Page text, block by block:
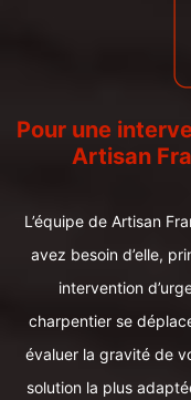
Pour une
Artisan
L’équipe de Artisan
avez besoin d’elle,
intervention
charpentier se
évaluer la gravité de
solution la plus